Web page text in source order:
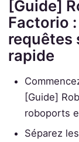
[Guide]
Factorio
requêtes
rapide
[Guide]
roboports
Séparez